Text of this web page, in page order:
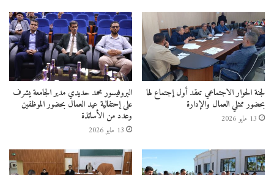
لجنة الحوار الاجتماعي تعقد أول إجتماع لها
بحضور ممثلي العمال والإدارة
13 مايو 2026
البروفيسور محمد حديدي مدير الجامعة يشرف
على إحتفالية عيد العمال بحضور الموظفين
وعدد من الأساتذة
13 مايو 2026